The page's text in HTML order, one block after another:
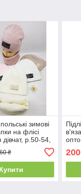
польські зимові
на флісі
р.50-54,
₴
Купити
200